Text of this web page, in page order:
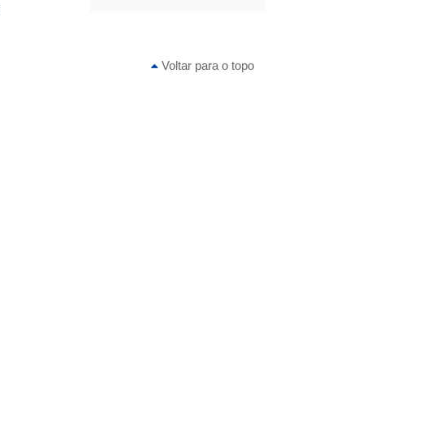
Voltar para o topo